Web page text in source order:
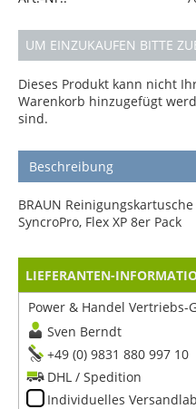
UM EINZUKAUFEN BITTE
Dieses Produkt kann nicht
Warenkorb hinzugefügt
sind.
Beschreibung
BRAUN
SyncroPro, Flex XP 8er Pack
LIEFERANTEN-
Power & Handel Vertriebs-
Sven Berndt
+49 (0) 9831 880 997 10
DHL / Spedition
Individuelles